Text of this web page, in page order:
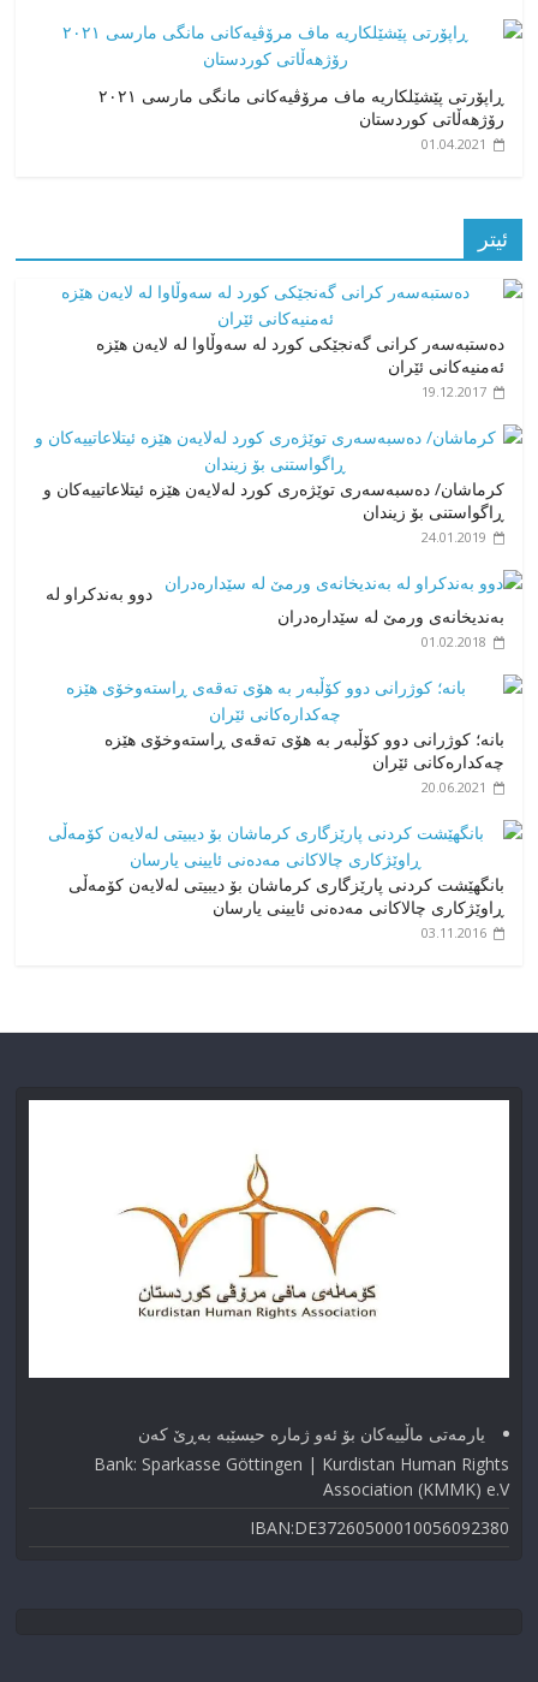
ڕاپۆرتی پێشێلکاریە ماف مرۆڤیەکانی مانگی مارسی ٢٠٢١
رۆژهەڵاتی کوردستان
01.04.2021
ئیتر
دەستبەسەر کرانی گەنجێکی کورد لە سەوڵاوا لە لایەن هێزە
ئەمنیەکانی ئێران
19.12.2017
کرماشان/ دەسبەسەری توێژەری کورد لەلایەن هێزە ئیتلاعاتییەکان و
ڕاگواستنی بۆ زیندان
24.01.2019
دوو بەندکراو لە
بەندیخانەی ورمێ لە سێدارەدران
01.02.2018
بانە؛ کوژرانی دوو کۆڵبەر بە هۆی تەقەی ڕاستەوخۆی هێزە
چەکدارەکانی ئێران
20.06.2021
بانگهێشت کردنی پارێزگاری کرماشان بۆ دیبیتی لەلایەن کۆمەڵی
ڕاوێژکاری چالاکانی مەدەنی ئایینی یارسان
03.11.2016
یارمەتی ماڵییەکان بۆ ئەو ژماره حیسێبە بەڕێ کەن
Bank: Sparkasse Göttingen | Kurdistan Human Rights
Association (KMMK) e.V
IBAN:DE37260500010056092380